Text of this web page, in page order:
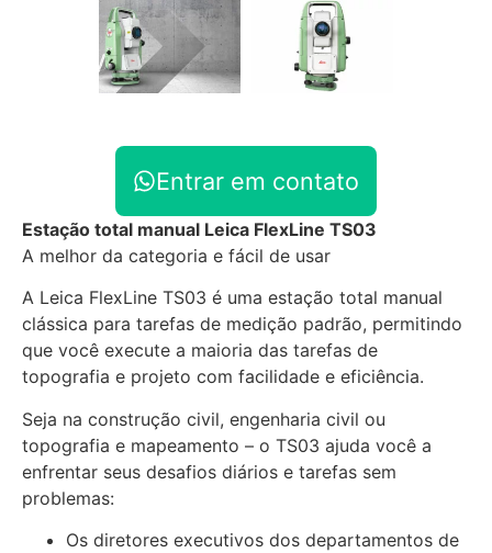
Entrar em contato
Estação total manual Leica FlexLine TS03
A melhor da categoria e fácil de usar
A Leica FlexLine TS03 é uma estação total manual
clássica para tarefas de medição padrão, permitindo
que você execute a maioria das tarefas de
topografia e projeto com facilidade e eficiência.
Seja na construção civil, engenharia civil ou
topografia e mapeamento – o TS03 ajuda você a
enfrentar seus desafios diários e tarefas sem
problemas:
Os diretores executivos dos departamentos de